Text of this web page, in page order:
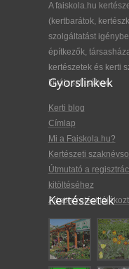
A faiskola.hu
(kertbarátok,
szolgáltatást
építkezők,
kertészetek és kerti
kiválasztásában.
Gyorslinkek
Kerti blog
Címlap
Mi a Faiskola.hu?
Kertészeti
Útmutató a
kitöltéséhez
Adatkezelési
Kertészetek